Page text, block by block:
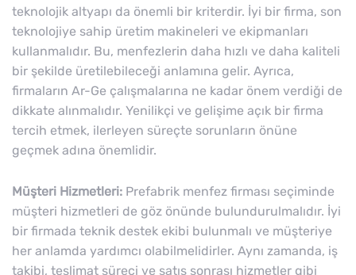
teknolojik altyapı da önemli bir kriterdir. İyi bir firma, son
teknolojiye sahip üretim makineleri ve ekipmanları
kullanmalıdır. Bu, menfezlerin daha hızlı ve daha kaliteli
bir şekilde üretilebileceği anlamına gelir. Ayrıca,
firmaların Ar-Ge çalışmalarına ne kadar önem verdiği de
dikkate alınmalıdır. Yenilikçi ve gelişime açık bir firma
tercih etmek, ilerleyen süreçte sorunların önüne
geçmek adına önemlidir.
Müşteri Hizmetleri: Prefabrik menfez firması seçiminde
müşteri hizmetleri de göz önünde bulundurulmalıdır. İyi
bir firmada teknik destek ekibi bulunmalı ve müşteriye
her anlamda yardımcı olabilmelidirler. Aynı zamanda, iş
takibi, teslimat süreci ve satış sonrası hizmetler gibi